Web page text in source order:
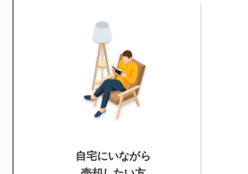
自宅にいながら